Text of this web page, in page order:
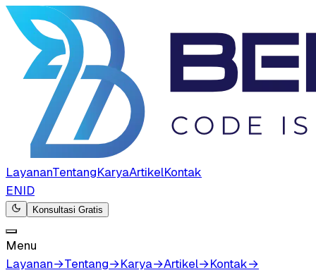
LayananTentangKaryaArtikelKontak
ENID
Konsultasi Gratis
Menu
Layanan→Tentang→Karya→Artikel→Kontak→